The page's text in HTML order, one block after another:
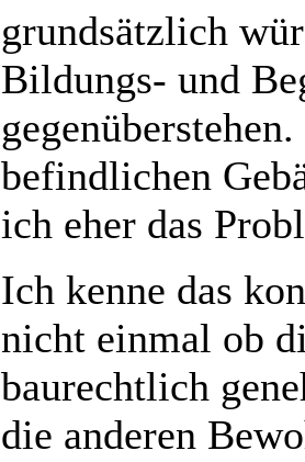
grundsätzlich
Bildungs- und
befindlichen
ich eher das
Ich kenne das
nicht einmal ob
baurechtlich
die anderen